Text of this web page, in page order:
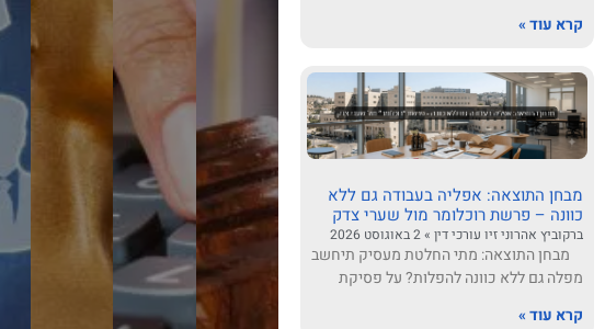
קרא עוד »
מבחן התוצאה: אפליה בעבודה גם ללא
כוונה – פרשת רוכלומר מול שערי צדק
ברקוביץ אהרוני זיו עורכי דין
מבחן התוצאה: מתי החלטת מעסיק תיחשב
מפלה גם ללא כוונה להפלות? על פסיקת
קרא עוד »